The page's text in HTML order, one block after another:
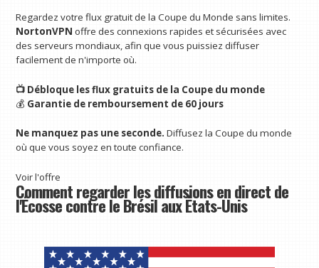
Regardez votre flux gratuit de la Coupe du Monde sans limites.
NortonVPN offre des connexions rapides et sécurisées avec
des serveurs mondiaux, afin que vous puissiez diffuser
facilement de n'importe où.
📺 Débloque les flux gratuits de la Coupe du monde
💰 Garantie de remboursement de 60 jours
Ne manquez pas une seconde. Diffusez la Coupe du monde
où que vous soyez en toute confiance.
Voir l'offre
Comment regarder les diffusions en direct de
l'Écosse contre le Brésil aux États-Unis